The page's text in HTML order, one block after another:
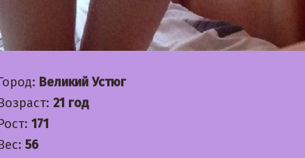
Великий Устюг
21 год
171
56